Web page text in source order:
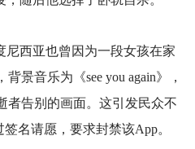
尼西亚也曾因为一段女孩在家
景音乐为《see you again》，
者告别的画面。这引发民众不
名请愿，要求封禁该App。